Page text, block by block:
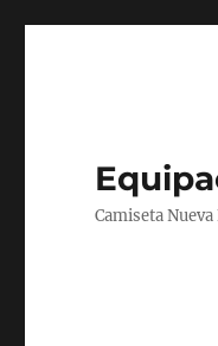
Camiseta